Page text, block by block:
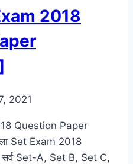
2018
2021
Question Paper
Set Exam 2018
Set-A, Set B, Set C,